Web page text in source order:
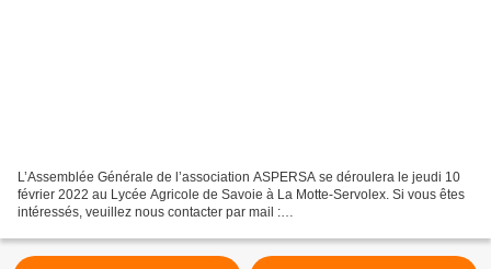
L’Assemblée Générale de l’association ASPERSA se déroulera le jeudi 10
février 2022 au Lycée Agricole de Savoie à La Motte-Servolex. Si vous êtes
intéressés, veuillez nous contacter par mail :